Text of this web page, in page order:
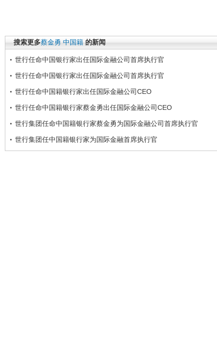
搜索更多蔡金勇 中国籍 的新闻
世行任命中国银行家出任国际金融公司首席执行官
世行任命中国银行家出任国际金融公司首席执行官
世行任命中国籍银行家出任国际金融公司CEO
世行任命中国籍银行家蔡金勇出任国际金融公司CEO
世行集团任命中国籍银行家蔡金勇为国际金融公司首席执行官
世行集团任中国籍银行家为国际金融首席执行官